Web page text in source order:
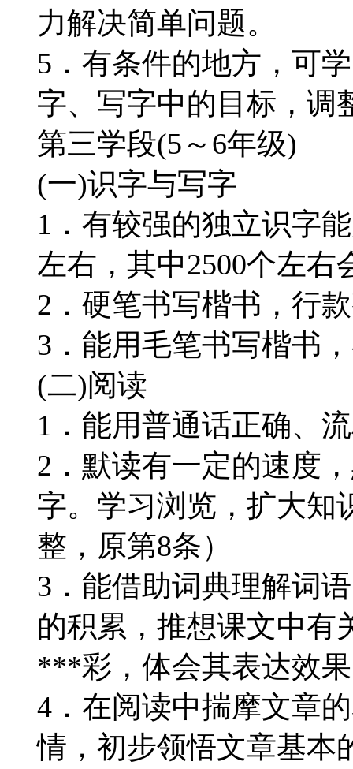
力解决简单问题。
5．有条件的地方，可
字、写字中的目标，调
第三学段(5～6年级)
(一)识字与写字
1．有较强的独立识字
左右，其中2500个左右
2．硬笔书写楷书，行
3．能用毛笔书写楷书
(二)阅读
1．能用普通话正确、
2．默读有一定的速度
字。学习浏览，扩大知
整，原第8条）
3．能借助词典理解词
的积累，推想课文中有
***彩，体会其表达效
4．在阅读中揣摩文章
情，初步领悟文章基本